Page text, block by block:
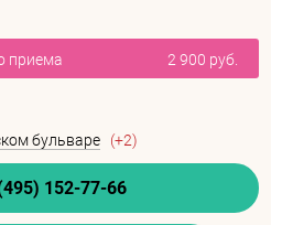
приема 2 900 руб.
бульваре (+2)
152-77-66